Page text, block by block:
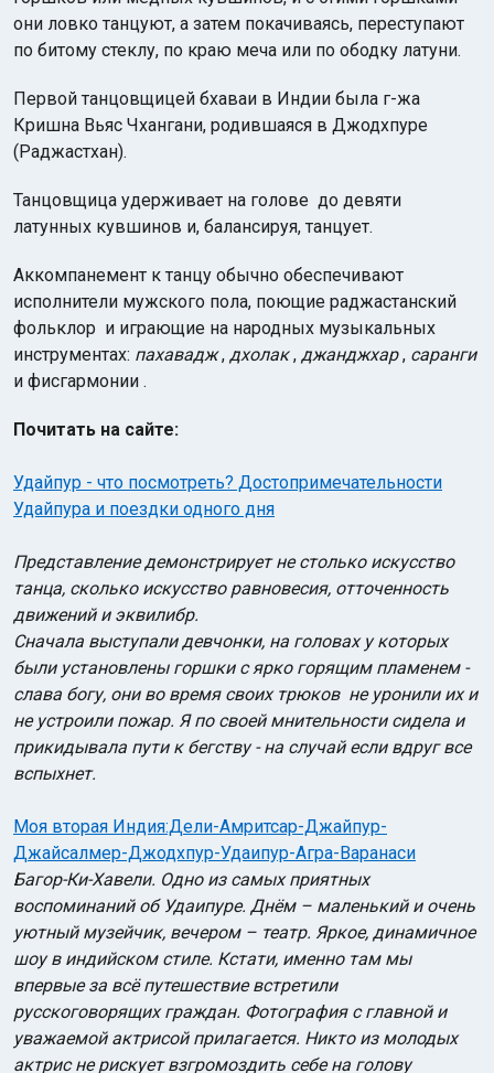
они ловко танцуют, а затем покачиваясь, переступают
по битому стеклу, по краю меча или по ободку латуни.
Первой танцовщицей бхаваи в Индии была г-жа
Кришна Вьяс Чхангани, родившаяся в Джодхпуре
(Раджастхан).
Танцовщица удерживает на голове до девяти
латунных кувшинов и, балансируя, танцует.
Аккомпанемент к танцу обычно обеспечивают
исполнители мужского пола, поющие раджастанский
фольклор и играющие на народных музыкальных
инструментах: пахавадж, дхолак, джанджхар, саранги
и фисгармонии .
Почитать на сайте:
Удайпур - что посмотреть? Достопримечательности
Удайпура и поездки одного дня
Представление демонстрирует не столько искусство
танца, сколько искусство равновесия, отточенность
движений и эквилибр.
Сначала выступали девчонки, на головах у которых
были установлены горшки с ярко горящим пламенем -
слава богу, они во время своих трюков не уронили их и
не устроили пожар. Я по своей мнительности сидела и
прикидывала пути к бегству - на случай если вдруг все
вспыхнет.
Моя вторая Индия:Дели-Амритсар-Джайпур-
Джайсалмер-Джодхпур-Удаипур-Агра-Варанаси
Багор-Ки-Хавели. Одно из самых приятных
воспоминаний об Удаипуре. Днём – маленький и очень
уютный музейчик, вечером – театр. Яркое, динамичное
шоу в индийском стиле. Кстати, именно там мы
впервые за всё путешествие встретили
русскоговорящих граждан. Фотография с главной и
уважаемой актрисой прилагается. Никто из молодых
актрис не рискует взгромоздить себе на голову